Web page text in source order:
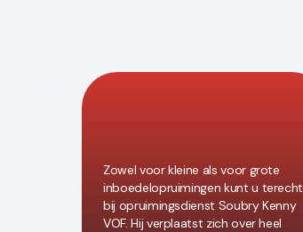
Zowel voor kleine als voor grote
inboedelopruimingen kunt u terecht
bij opruimingsdienst Soubry Kenny
VOF. Hij verplaatst zich over heel